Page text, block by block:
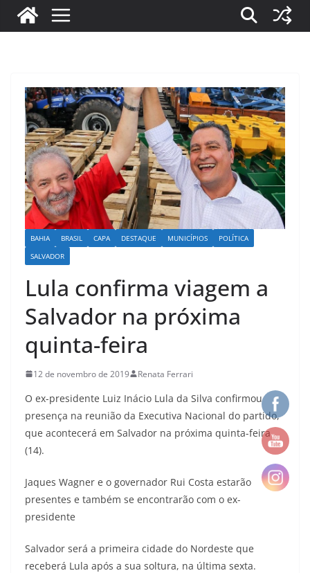
BAHIA BRASIL CAPA DESTAQUE MUNICÍPIOS
POLÍTICA
SALVADOR
Lula confirma viagem a
Salvador na próxima
quinta-feira
12 de novembro de 2019 Renata Ferrari
O ex-presidente Luiz Inácio Lula da Silva confirmou
presença na reunião da Executiva Nacional do partido,
que acontecerá em Salvador na próxima quinta-feira
(14).
Jaques Wagner e o governador Rui Costa estarão
presentes e também se encontrarão com o ex-
presidente
Salvador será a primeira cidade do Nordeste que
receberá Lula após a sua soltura, na última sexta.